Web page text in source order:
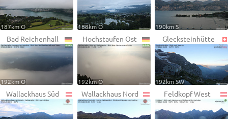
187km O 188km O 190km S
Bad Reichenhall
192km O
Hochstaufen Ost
192km O
Glecksteinhütte
192km SW
Wallackhaus Süd Wallackhaus Nord Feldkopf West